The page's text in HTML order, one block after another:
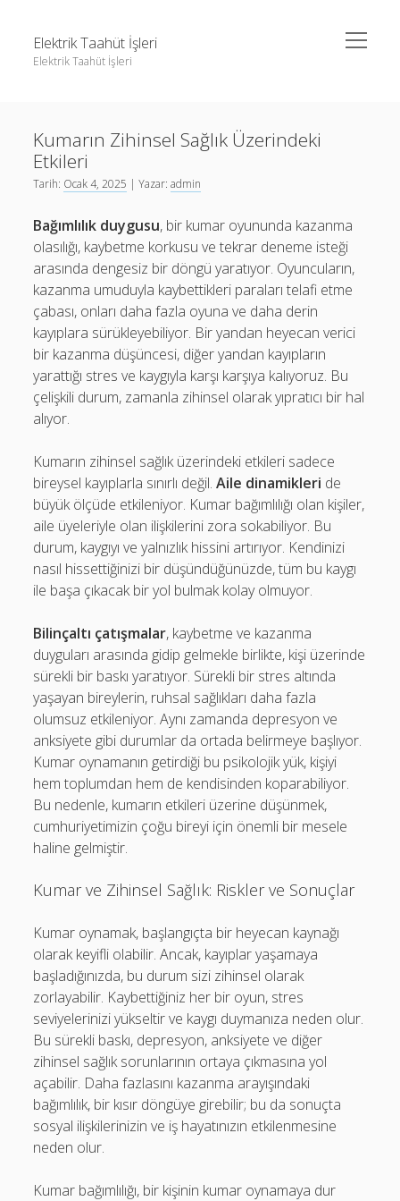
Elektrik Taahüt İşleri
Elektrik Taahüt İşleri
menüyü
aç
Liste
Sayfa Listesi
Ücretsiz Instagram Bayan Takipçi Hilesi
Instagram Gizli Story İzleme
Sayfa Listesi
Tiktok Takipçi Hilesi Şifresiz
Ücretsiz Instagram Bayan Takipçi Hilesi
Kumarın Zihinsel Sağlık Üzerindeki
Etkileri
Tarih: Ocak 4, 2025 | Yazar:admin
Bağımlılık duygusu, bir kumar oyununda kazanma
olasılığı, kaybetme korkusu ve tekrar deneme isteği
arasında dengesiz bir döngü yaratıyor. Oyuncuların,
kazanma umuduyla kaybettikleri paraları telafi etme
çabası, onları daha fazla oyuna ve daha derin
kayıplara sürükleyebiliyor. Bir yandan heyecan verici
bir kazanma düşüncesi, diğer yandan kayıpların
yarattığı stres ve kaygıyla karşı karşıya kalıyoruz. Bu
çelişkili durum, zamanla zihinsel olarak yıpratıcı bir hal
alıyor.
Kumarın zihinsel sağlık üzerindeki etkileri sadece
bireysel kayıplarla sınırlı değil.Aile dinamikleri de
büyük ölçüde etkileniyor. Kumar bağımlılığı olan kişiler,
aile üyeleriyle olan ilişkilerini zora sokabiliyor. Bu
durum, kaygıyı ve yalnızlık hissini artırıyor. Kendinizi
nasıl hissettiğinizi bir düşündüğünüzde, tüm bu kaygı
ile başa çıkacak bir yol bulmak kolay olmuyor.
Bilinçaltı çatışmalar, kaybetme ve kazanma
duyguları arasında gidip gelmekle birlikte, kişi üzerinde
sürekli bir baskı yaratıyor. Sürekli bir stres altında
yaşayan bireylerin, ruhsal sağlıkları daha fazla
olumsuz etkileniyor. Aynı zamanda depresyon ve
anksiyete gibi durumlar da ortada belirmeye başlıyor.
Kumar oynamanın getirdiği bu psikolojik yük, kişiyi
hem toplumdan hem de kendisinden koparabiliyor.
Bu nedenle, kumarın etkileri üzerine düşünmek,
cumhuriyetimizin çoğu bireyi için önemli bir mesele
haline gelmiştir.
Kumar ve Zihinsel Sağlık: Riskler ve Sonuçlar
Kumar oynamak, başlangıçta bir heyecan kaynağı
olarak keyifli olabilir. Ancak, kayıplar yaşamaya
başladığınızda, bu durum sizi zihinsel olarak
zorlayabilir. Kaybettiğiniz her bir oyun, stres
seviyelerinizi yükseltir ve kaygı duymanıza neden olur.
Bu sürekli baskı, depresyon, anksiyete ve diğer
zihinsel sağlık sorunlarının ortaya çıkmasına yol
açabilir. Daha fazlasını kazanma arayışındaki
bağımlılık, bir kısır döngüye girebilir; bu da sonuçta
sosyal ilişkilerinizin ve iş hayatınızın etkilenmesine
neden olur.
Kumar bağımlılığı, bir kişinin kumar oynamaya dur